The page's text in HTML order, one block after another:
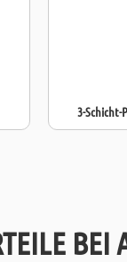
3-Schicht-
BEI